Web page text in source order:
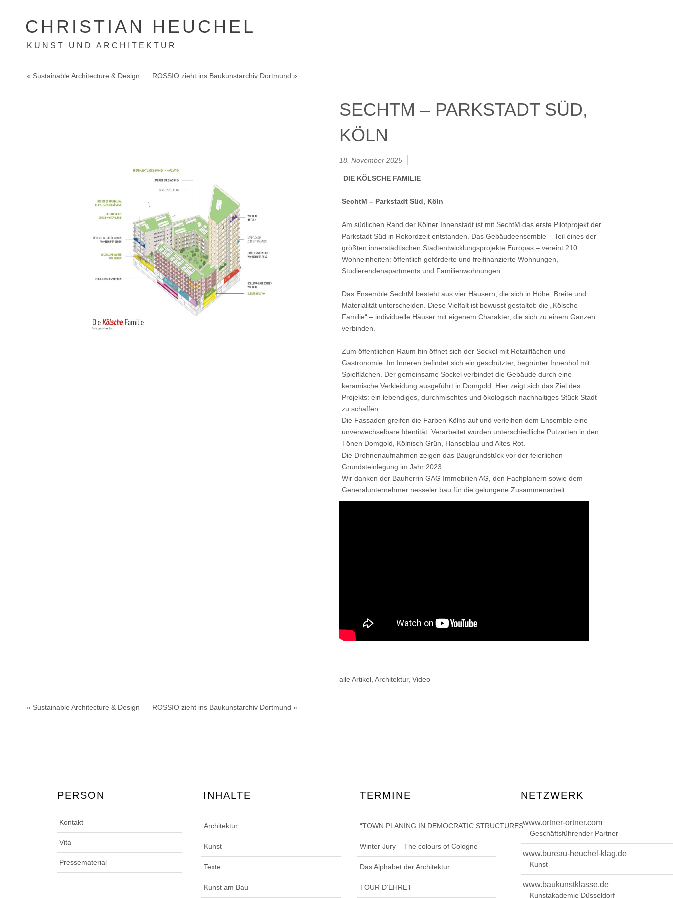
CHRISTIAN HEUCHEL
KUNST UND ARCHITEKTUR
« Sustainable Architecture & Design ROSSIO zieht ins Baukunstarchiv Dortmund »
SECHTM – PARKSTADT SÜD,
KÖLN
18. November 2025
DIE KÖLSCHE FAMILIE
SechtM – Parkstadt Süd, Köln
Am südlichen Rand der Kölner Innenstadt ist mit SechtM das erste Pilotprojekt der
Parkstadt Süd in Rekordzeit entstanden. Das Gebäudeensemble – Teil eines der
größten innerstädtischen Stadtentwicklungsprojekte Europas – vereint 210
Wohneinheiten: öffentlich geförderte und freifinanzierte Wohnungen,
Studierendenapartments und Familienwohnungen.
Das Ensemble SechtM besteht aus vier Häusern, die sich in Höhe, Breite und
Materialität unterscheiden. Diese Vielfalt ist bewusst gestaltet: die „Kölsche
Familie“ – individuelle Häuser mit eigenem Charakter, die sich zu einem Ganzen
verbinden.
Zum öffentlichen Raum hin öffnet sich der Sockel mit Retailflächen und
Gastronomie. Im Inneren befindet sich ein geschützter, begrünter Innenhof mit
Spielflächen. Der gemeinsame Sockel verbindet die Gebäude durch eine
keramische Verkleidung ausgeführt in Domgold. Hier zeigt sich das Ziel des
Projekts: ein lebendiges, durchmischtes und ökologisch nachhaltiges Stück Stadt
zu schaffen.
Die Fassaden greifen die Farben Kölns auf und verleihen dem Ensemble eine
unverwechselbare Identität. Verarbeitet wurden unterschiedliche Putzarten in den
Tönen Domgold, Kölnisch Grün, Hanseblau und Altes Rot.
Die Drohnenaufnahmen zeigen das Baugrundstück vor der feierlichen
Grundsteinlegung im Jahr 2023.
Wir danken der Bauherrin GAG Immobilien AG, den Fachplanern sowie dem
Generalunternehmer nesseler bau für die gelungene Zusammenarbeit.
alle Artikel Architektur, Video
« Sustainable Architecture & Design ROSSIO zieht ins Baukunstarchiv Dortmund »
PERSON
Kontakt
Vita
Pressematerial
Architektur
Kunst
Texte
Kunst am Bau
INHALTE TERMINE
“TOWN PLANING IN DEMOCRATIC STRUCTURES”
Winter Jury – The colours of Cologne
Das Alphabet der Architektur
TOUR D’EHRET
NETZWERK
www.ortner-ortner.com
Geschäftsführender Partner
www.bureau-heuchel-klag.de
Kunst
www.baukunstklasse.de
Kunstakademie Düsseldorf